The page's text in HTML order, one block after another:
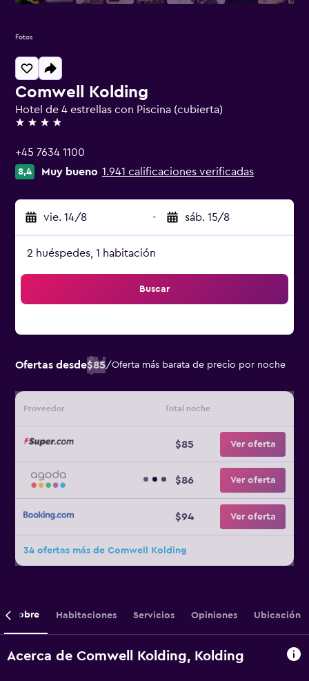
Comwell Kolding
Hotel de 4 estrellas con Piscina (cubierta)
4 estrellas
+45 7634 1100
8,4 Muy bueno 1.941 calificaciones verificadas
vie. 14/8 - sáb. 15/8
2 huéspedes, 1 habitación
Buscar
Ofertas desde$85/Oferta más barata de precio por noche
Proveedor Total noche
$85 Ver oferta
$86 Ver oferta
$94 Ver oferta
34 ofertas más de Comwell Kolding
Fotos
Sobre Habitaciones Servicios Opiniones Ubicación
Acerca de Comwell Kolding, Kolding